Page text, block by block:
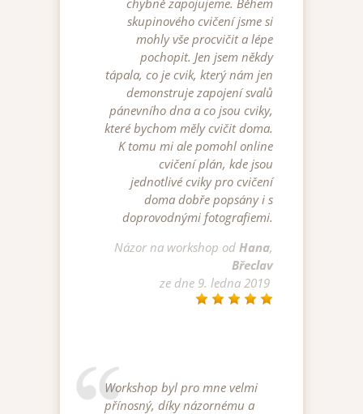
chybně zapojujeme. Během
skupinového cvičení jsme si
mohly vše procvičit a lépe
pochopit. Jen jsem někdy
tápala, co je cvik, který nám jen
demonstruje zapojení svalů
pánevního dna a co jsou cviky,
které bychom měly cvičit doma.
K tomu mi ale pomohl online
cvičení plán, kde jsou
jednotlivé cviky pro cvičení
doma dobře popsány i s
doprovodnými fotografiemi.
Názor na workshop od Hana,
Břeclav
ze dne 9. ledna 2019
Workshop byl pro mne velmi
přínosný, díky názornému a